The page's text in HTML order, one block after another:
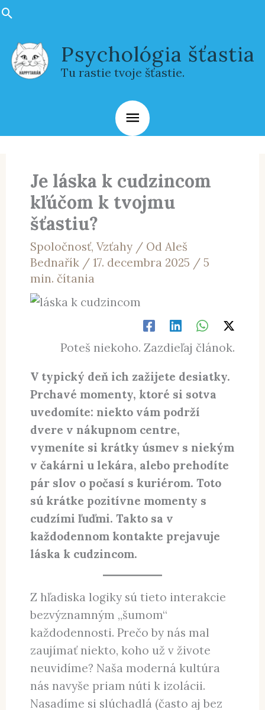
Preskočiť
obsah
Hľadať
Psychológia šťastia
Tu rastie tvoje šťastie.
Hlavné
Menu
Je láska k cudzincom
kľúčom k tvojmu
šťastiu?
Spoločnosť, Vzťahy/ Od Aleš
Bednařík / 17. decembra 2025 / 5
min. čítania
Poteš niekoho. Zazdieľaj článok.
V typický deň ich zažijete desiatky.
Prchavé momenty, ktoré si sotva
uvedomíte: niekto vám podrží
dvere v nákupnom centre,
vymeníte si krátky úsmev s niekým
v čakárni u lekára, alebo prehodíte
pár slov o počasí s kuriérom. Toto
sú krátke pozitívne momenty s
cudzími ľuďmi. Takto sa v
každodennom kontakte prejavuje
láska k cudzincom.
Z hľadiska logiky sú tieto interakcie
bezvýznamným „šumom“
každodennosti. Prečo by nás mal
zaujímať niekto, koho už v živote
neuvidíme? Naša moderná kultúra
nás navyše priam núti k izolácii.
Nasadíme si slúchadlá (často aj bez